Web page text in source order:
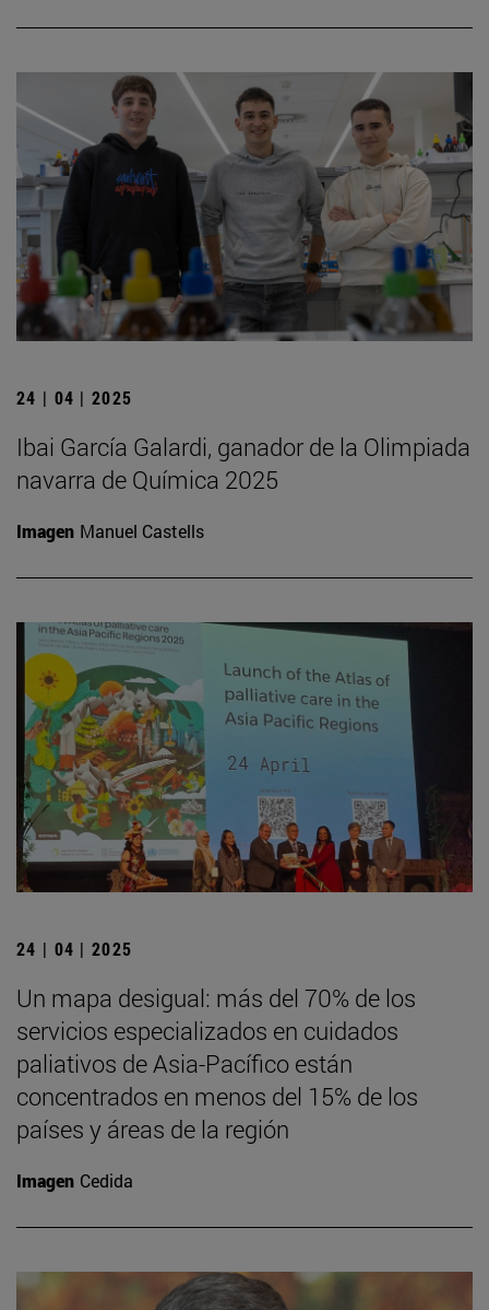
24 | 04 | 2025
Ibai García Galardi, ganador de la Olimpiada
navarra de Química 2025
Imagen Manuel Castells
24 | 04 | 2025
Un mapa desigual: más del 70% de los
servicios especializados en cuidados
paliativos de Asia-Pacífico están
concentrados en menos del 15% de los
países y áreas de la región
Imagen Cedida